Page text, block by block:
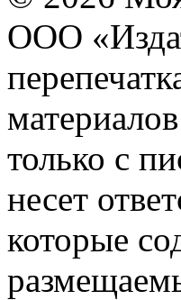
ООО
только с
несет
которые